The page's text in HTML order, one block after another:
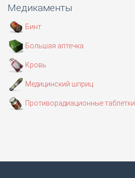
Медикаменты
Бинт
Большая аптечка
Кровь
Медицинский шприц
Противорадиационные таблетки